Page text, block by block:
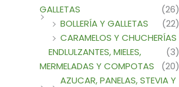
GALLETAS
(26)
BOLLERÍA Y GALLETAS
(22)
CARAMELOS Y CHUCHERÍAS
(3)
ENDLULZANTES, MIELES,
MERMELADAS Y COMPOTAS
(20)
AZUCAR, PANELAS, STEVIA Y